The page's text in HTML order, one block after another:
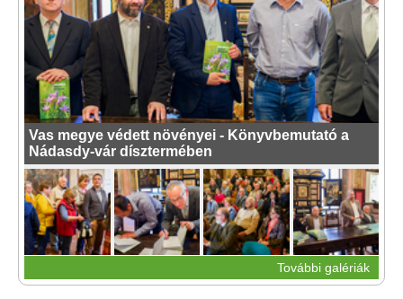
Vas megye védett növényei - Könyvbemutató a
Nádasdy-vár dísztermében
További galériák